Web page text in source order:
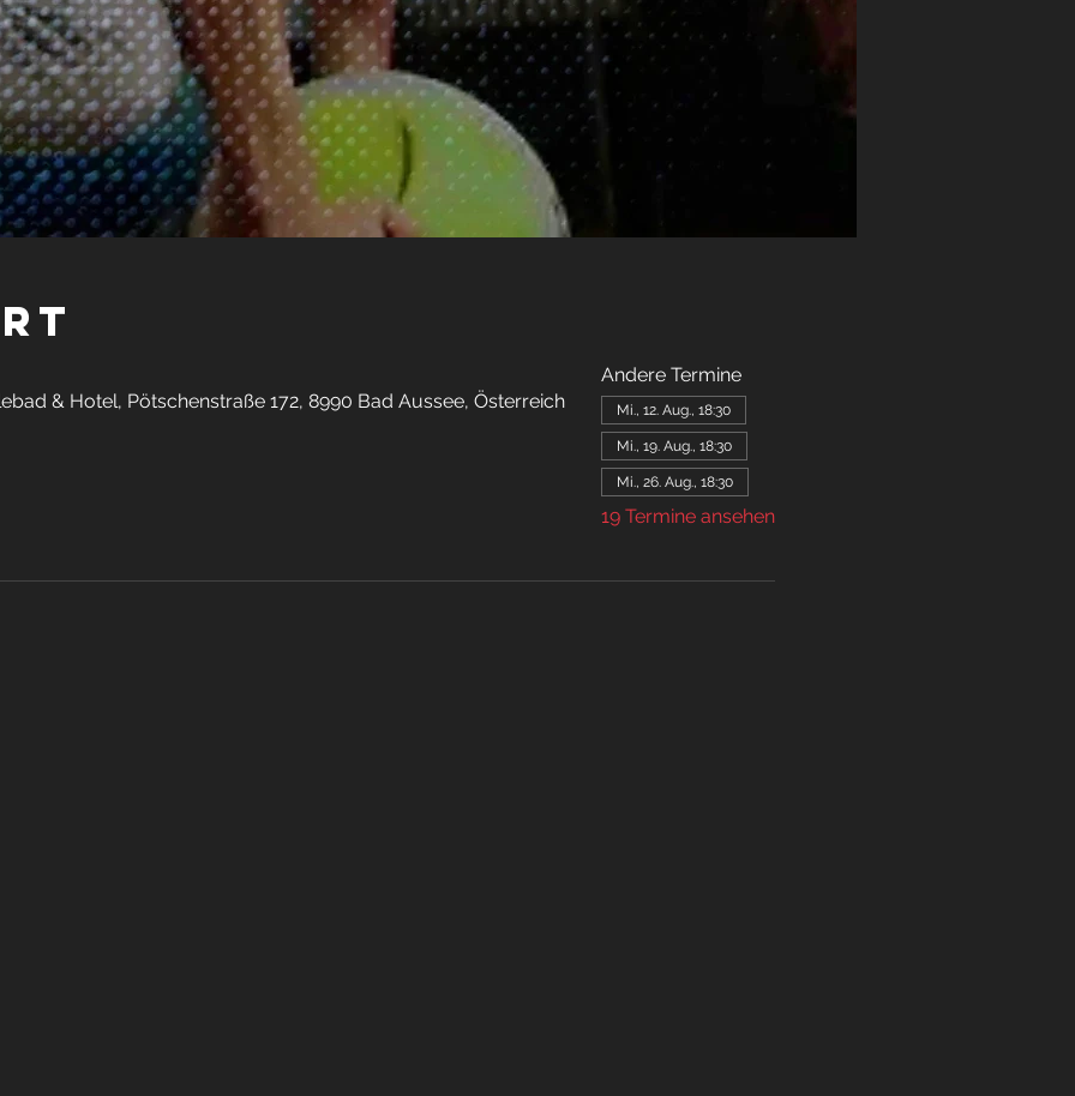
& Hotel, Pötschenstraße 172, 8990 Bad Aussee, Österreich
Andere Termine
Mi., 12. Aug., 18:30
Mi., 19. Aug., 18:30
Mi., 26. Aug., 18:30
19 Termine ansehen